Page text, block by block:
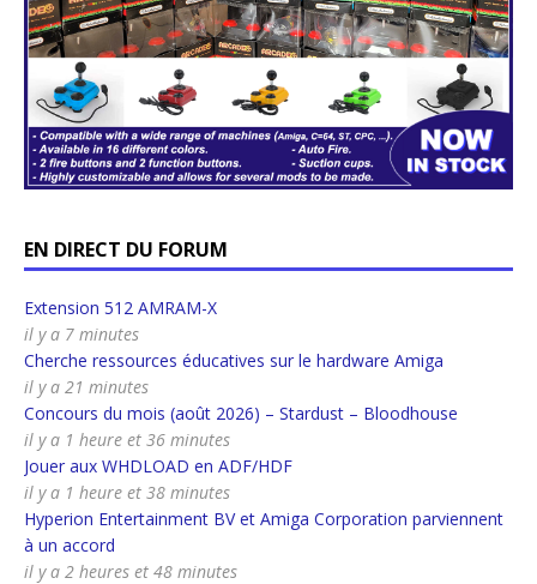
EN DIRECT DU FORUM
Extension 512 AMRAM-X
il y a 7 minutes
Cherche ressources éducatives sur le hardware Amiga
il y a 21 minutes
Concours du mois (août 2026) – Stardust – Bloodhouse
il y a 1 heure et 36 minutes
Jouer aux WHDLOAD en ADF/HDF
il y a 1 heure et 38 minutes
Hyperion Entertainment BV et Amiga Corporation parviennent
à un accord
il y a 2 heures et 48 minutes